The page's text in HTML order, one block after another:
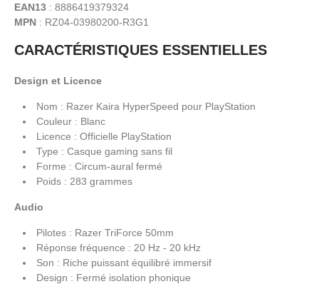
EAN13 : 8886419379324
MPN : RZ04-03980200-R3G1
CARACTÉRISTIQUES ESSENTIELLES
Design et Licence
Nom : Razer Kaira HyperSpeed pour PlayStation
Couleur : Blanc
Licence : Officielle PlayStation
Type : Casque gaming sans fil
Forme : Circum-aural fermé
Poids : 283 grammes
Audio
Pilotes : Razer TriForce 50mm
Réponse fréquence : 20 Hz - 20 kHz
Son : Riche puissant équilibré immersif
Design : Fermé isolation phonique